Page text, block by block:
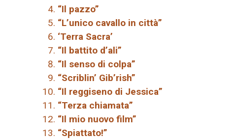
“Il pazzo”
“L’unico cavallo in città”
‘Terra Sacra’
“Il battito d’ali”
“Il senso di colpa”
“Scriblin’ Gib’rish”
“Il reggiseno di Jessica”
“Terza chiamata”
“Il mio nuovo film”
“Spiattato!”